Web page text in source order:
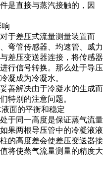
是直接与蒸汽接触的，因
响
于差压式流量测量装置而
弯管传感器、均速管、威力
差压变送器连接，将传感器
行信号转换。那么处于导压
凝成为冷凝水。
善解决由于冷凝水的生成而
特别的注意问题。
面的平衡和稳定
于同一高度是保证蒸气流量
果两根导压管中的冷凝液液
的高度差会使差压变送器接
将使蒸气流量测量的精度大